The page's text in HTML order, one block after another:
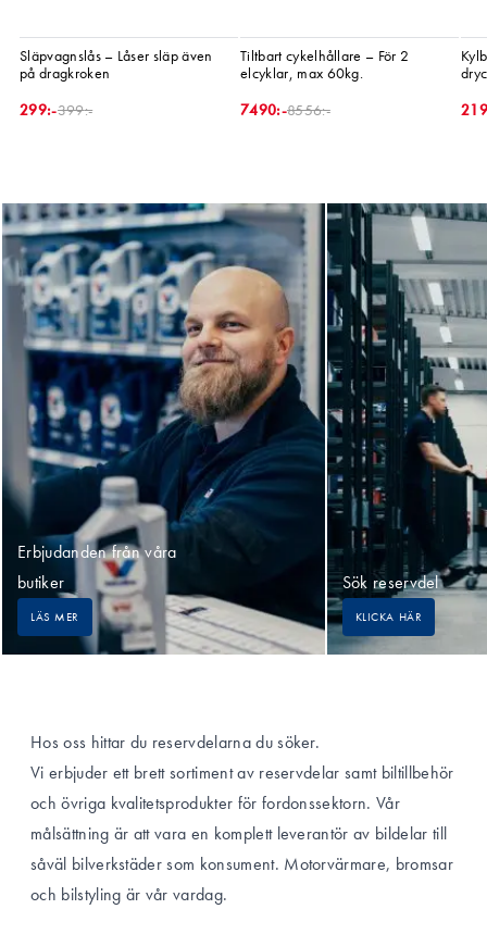
Släpvagnslås – Låser släp även
på dragkroken
299:-399:-
Tiltbart cykelhållare – För 2
elcyklar, max 60kg.
7490:-8556:-
Erbjudanden från våra
butiker
LÄS MER
Sök reservdel
KLICKA HÄR
Hos oss hittar du reservdelarna du söker.
Vi erbjuder ett brett sortiment av reservdelar samt biltillbehör
och övriga kvalitetsprodukter för fordonssektorn. Vår
målsättning är att vara en komplett leverantör av bildelar till
såväl bilverkstäder som konsument. Motorvärmare, bromsar
och bilstyling är vår vardag.